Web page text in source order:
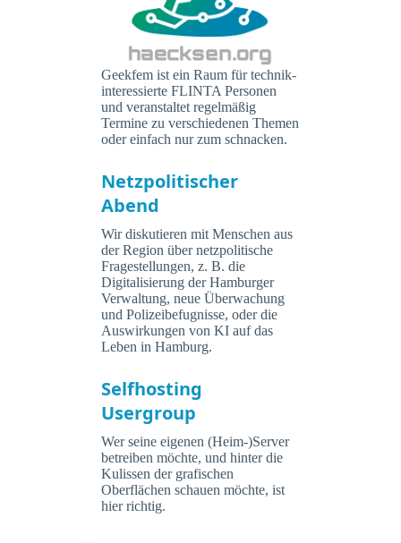
Geekfem ist ein Raum für technik-
interessierte FLINTA Personen
und veranstaltet regelmäßig
Termine zu verschiedenen Themen
oder einfach nur zum schnacken.
Netzpolitischer
Abend
Wir diskutieren mit Menschen aus
der Region über netzpolitische
Fragestellungen, z. B. die
Digitalisierung der Hamburger
Verwaltung, neue Überwachung
und Polizeibefugnisse, oder die
Auswirkungen von KI auf das
Leben in Hamburg.
Selfhosting
Usergroup
Wer seine eigenen (Heim-)Server
betreiben möchte, und hinter die
Kulissen der grafischen
Oberflächen schauen möchte, ist
hier richtig.